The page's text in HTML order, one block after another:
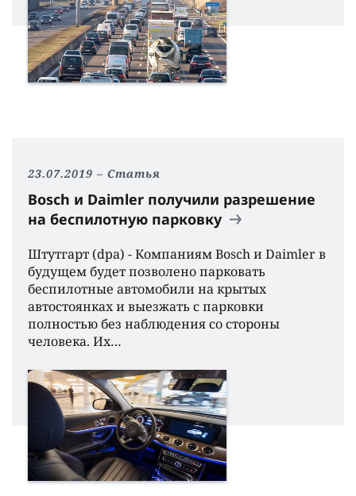
23.07.2019 Статья
Bosch и Daimler получили разрешение
на беспилотную парковку
Штутгарт (dpa) - Компаниям Bosch и Daimler в
будущем будет позволено парковать
беспилотные автомобили на крытых
автостоянках и выезжать с парковки
полностью без наблюдения со стороны
человека. Их…